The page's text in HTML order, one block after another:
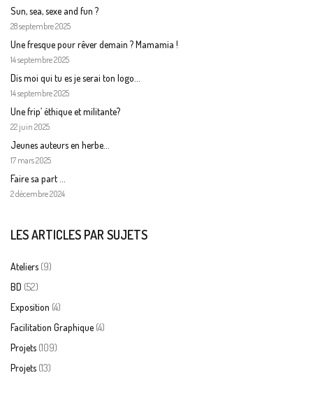
Sun, sea, sexe and fun ?
28 septembre 2025
Une fresque pour rêver demain ? Mamamia !
14 septembre 2025
Dis moi qui tu es je serai ton logo…
14 septembre 2025
Une frip’ éthique et militante?
22 juin 2025
Jeunes auteurs en herbe…
17 mars 2025
Faire sa part …
2 décembre 2024
LES ARTICLES PAR SUJETS
Ateliers (9)
BD (52)
Exposition (4)
Facilitation Graphique (4)
Projets (109)
Projets (13)